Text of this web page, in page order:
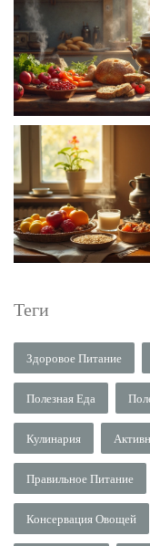
Теги
Здоровое Питание
Полезная Еда
Кулинария
Правильное Питание
Консервация Овощей